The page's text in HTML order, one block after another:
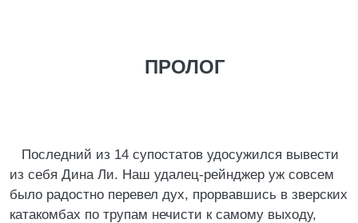
ПРОЛОГ
Последний из 14 супостатов удосужился вывести
из себя Дина Ли. Наш удалец-рейнджер уж совсем
было радостно перевел дух, прорвавшись в зверских
катакомбах по трупам нечисти к самому выходу,